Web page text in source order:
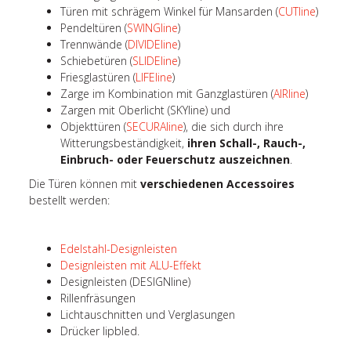
Türen mit schrägem Winkel für Mansarden (CUTline)
Pendeltüren (SWINGline)
Trennwände (DIVIDEline)
Schiebetüren (SLIDEline)
Friesglastüren (LIFEline)
Zarge im Kombination mit Ganzglastüren (AIRline)
Zargen mit Oberlicht (SKYline) und
Objekttüren (SECURAline), die sich durch ihre
Witterungsbeständigkeit, ihren Schall-, Rauch-,
Einbruch- oder Feuerschutz auszeichnen.
Die Türen können mitverschiedenen Accessoires
bestellt werden:
Edelstahl-Designleisten
Designleisten mit ALU-Effekt
Designleisten (DESIGNline)
Rillenfräsungen
Lichtauschnitten und Verglasungen
Drücker lipbled.